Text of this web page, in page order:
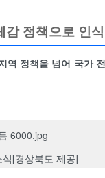
정책으로 인
역 정책을 넘어 국가
[경상북도 제공]